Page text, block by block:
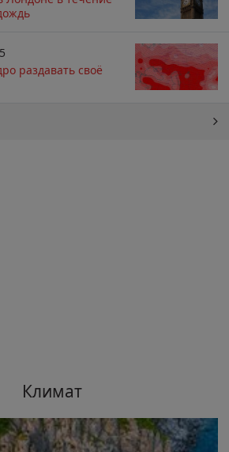
раздавать своё
Климат